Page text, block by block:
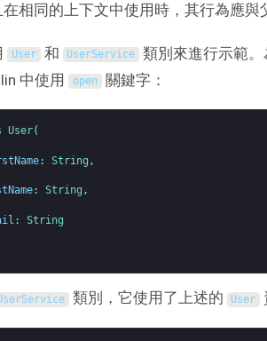
相同的上下文中使用時，其行為應與
User 和 UserService
類別來進行示範
中使用
open 關鍵字：
User(
: String ,
: String ,
: String
類別，它使用了上述的 User